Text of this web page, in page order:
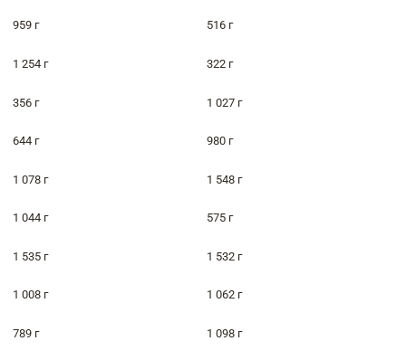
959 г 516 г
1 254 г 322 г
356 г 1 027 г
644 г 980 г
1 078 г 1 548 г
1 044 г 575 г
1 535 г 1 532 г
1 008 г 1 062 г
789 г 1 098 г